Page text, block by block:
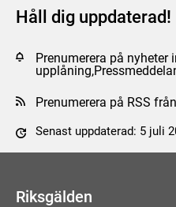
Håll dig uppdaterad!
Prenumerera på nyheter
Prenumerera på RSS
Senast uppdaterad: 5 juli
Riksgälden